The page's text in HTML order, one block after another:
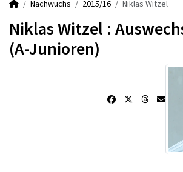
Nachwuchs 2015/16 Niklas Witzel
Niklas Witzel :
(A-Junioren)